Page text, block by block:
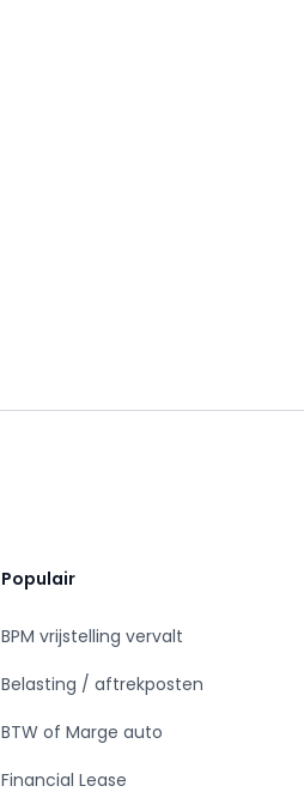
Populair
BPM vrijstelling vervalt
Belasting / aftrekposten
BTW of Marge auto
Financial Lease